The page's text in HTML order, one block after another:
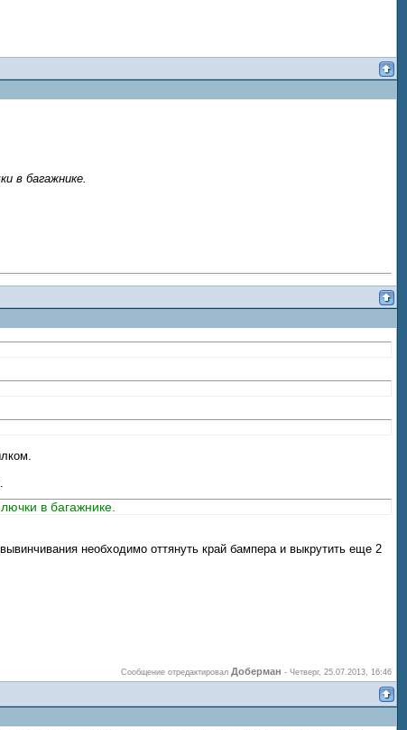
в багажнике.
в багажнике.
необходимо оттянуть край бампера и выкрутить еще 2
Сообщение отредактировал Доберман - Четверг, 25.07.2013, 16:46